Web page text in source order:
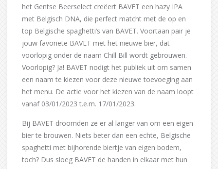
het Gentse Beerselect creëert BAVET een hazy IPA
met Belgisch DNA, die perfect matcht met de op en
top Belgische spaghetti’s van BAVET. Voortaan pair je
jouw favoriete BAVET met het nieuwe bier, dat
voorlopig onder de naam Chill Bill wordt gebrouwen.
Voorlopig? Ja! BAVET nodigt het publiek uit om samen
een naam te kiezen voor deze nieuwe toevoeging aan
het menu. De actie voor het kiezen van de naam loopt
vanaf 03/01/2023 t.e.m. 17/01/2023.
Bij BAVET droomden ze er al langer van om een eigen
bier te brouwen. Niets beter dan een echte, Belgische
spaghetti met bijhorende biertje van eigen bodem,
toch? Dus sloeg BAVET de handen in elkaar met hun